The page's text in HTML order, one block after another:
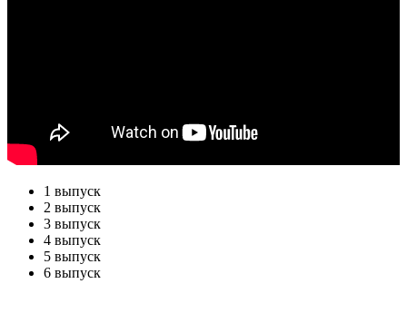
1 выпуск
2 выпуск
3 выпуск
4 выпуск
5 выпуск
6 выпуск